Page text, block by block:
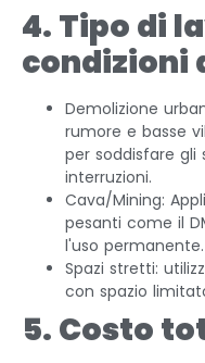
4. Tipo di
condizioni
Demolizione
rumore e basse
per soddisfare
interruzioni.
Cava/Mining:
pesanti come il
l'uso permanente.
Spazi stretti:
con spazio
5. Costo